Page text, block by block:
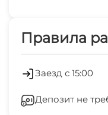
Отопление
Правила
Заезд с 15:00
Депозит не